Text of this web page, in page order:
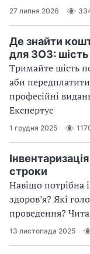
27 липня 2026
Де знайти
для ЗОЗ:
Тримайте шість
аби
професійні
Експертус
1 грудня 2025
строки
Навіщо потрібна
здоров’я? Які
проведення?
13 листопада 2025